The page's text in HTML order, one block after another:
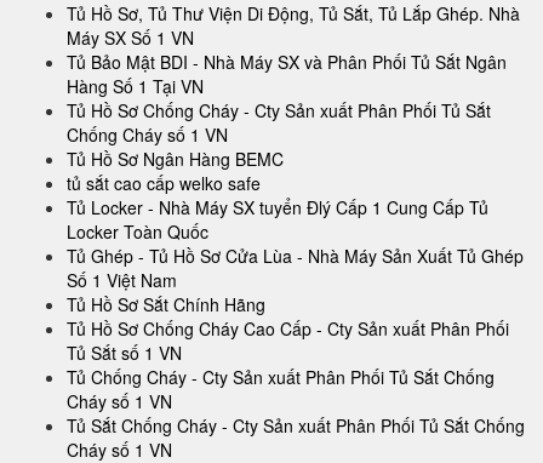
Tủ Hồ Sơ, Tủ Thư Viện Di Động, Tủ Sắt, Tủ Lắp Ghép. Nhà
Máy SX Số 1 VN
Tủ Bảo Mật BDI - Nhà Máy SX và Phân Phối Tủ Sắt Ngân
Hàng Số 1 Tại VN
Tủ Hồ Sơ Chống Cháy - Cty Sản xuất Phân Phối Tủ Sắt
Chống Cháy số 1 VN
Tủ Hồ Sơ Ngân Hàng BEMC
tủ sắt cao cấp welko safe
Tủ Locker - Nhà Máy SX tuyển Đlý Cấp 1 Cung Cấp Tủ
Locker Toàn Quốc
Tủ Ghép - Tủ Hồ Sơ Cửa Lùa - Nhà Máy Sản Xuất Tủ Ghép
Số 1 Việt Nam
Tủ Hồ Sơ Sắt Chính Hãng
Tủ Hồ Sơ Chống Cháy Cao Cấp - Cty Sản xuất Phân Phối
Tủ Sắt số 1 VN
Tủ Chống Cháy - Cty Sản xuất Phân Phối Tủ Sắt Chống
Cháy số 1 VN
Tủ Sắt Chống Cháy - Cty Sản xuất Phân Phối Tủ Sắt Chống
Cháy số 1 VN